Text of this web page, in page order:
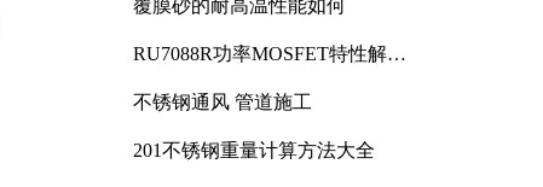
覆膜砂的耐高温性能如何
RU7088R功率MOSFET特性解析
不锈钢通风 管道施工
201不锈钢重量计算方法大全